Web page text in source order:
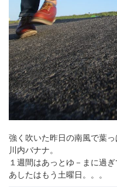
強く吹いた昨日の南風で葉っ
川内バナナ。
１週間はあっとゆ－まに過ぎ
あしたはもう土曜日。。。